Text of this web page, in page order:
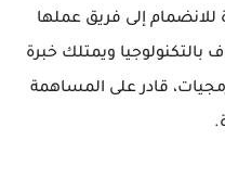
للانضمام إلى فريق عملها
ويمتلك خبرة
البرمجيات، قادر على المساهمة